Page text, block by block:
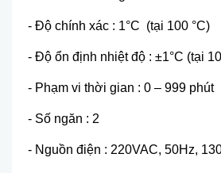
- Độ chính xác : 1°C (tại 100 °C)
- Độ ổn định nhiệt độ : ±1°C (tại
- Phạm vi thời gian : 0 – 999 phút
- Số ngăn : 2
- Nguồn điện : 220VAC, 50Hz,